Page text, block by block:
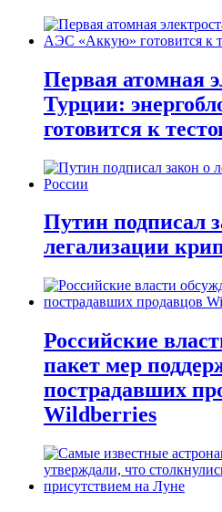
Первая атомная
Турции:
готовится к
Путин подписал
легализации
Российские
пакет мер
пострадавших
Wildberries